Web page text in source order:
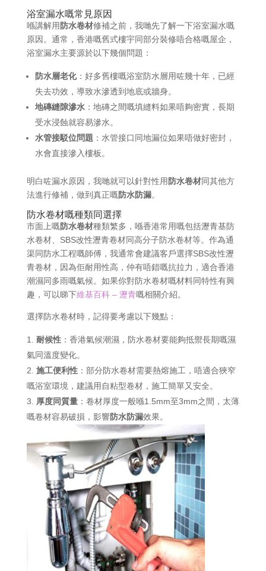
浴室漏水嘅常見原因
喺講解用 防水卷材修補之前，我哋先了解一下浴室漏水嘅
原因。通常，香港嘅舊式樓宇同部分裝修唔合格嘅屋企，
浴室漏水主要源於以下幾個問題：
防水層老化：好多舊樓嘅浴室防水層用咗幾十年，已經
失去功效，導致水滲透到地底或牆身。
地磚縫隙滲水：地磚之間嘅填縫料如果唔夠密實，長期
受水浸蝕就容易滲水。
水管接駁位問題 ：水管接口同地漏位如果唔做好密封，
水會直接滲入樓板。
明白咗漏水原因，我哋就可以針對性用 防水卷材同其他方
法進行修補，做到真正嘅防水防漏。
防水卷材嘅種類同選擇
市面上嘅防水卷材種類繁多，喺香港常用嘅包括瀝青基防
水卷材、SBS改性瀝青卷材同高分子防水卷材等。作為通
渠同防水工程嘅師傅，我通常會建議客戶選擇SBS改性瀝
青卷材，因為佢耐用性高，仲有唔錯嘅抗拉力，適合香港
潮濕同多雨嘅氣候。如果你對防水卷材嘅材料同特性有興
趣，可以睇下維基百科 – 瀝青嘅相關介紹。
選擇防水卷材時，記得要考慮以下幾點：
耐候性：香港氣候潮濕，防水卷材要能夠抵禦長期嘅濕
氣同溫度變化。
施工便利性：部分防水卷材需要熱熔施工，唔適合狹窄
嘅浴室環境，建議用自粘型卷材，施工簡單又安全。
厚度同質量：卷材厚度一般喺1.5mm至3mm之間，太薄
嘅卷材容易破損，影響防水防漏效果。